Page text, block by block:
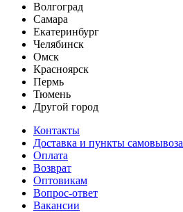
Волгоград
Самара
Екатеринбург
Челябинск
Омск
Красноярск
Пермь
Тюмень
Другой город
Контакты
Доставка и пункты самовывоза
Оплата
Возврат
Оптовикам
Вопрос-ответ
Вакансии